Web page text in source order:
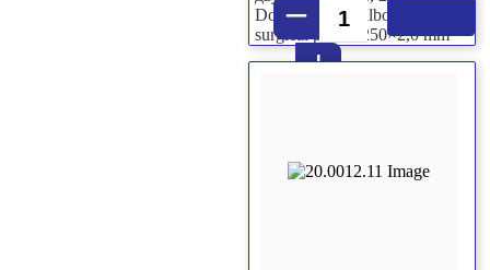
Double sided bulbous-end
surgical probe, 250×2,0 mm
–
+